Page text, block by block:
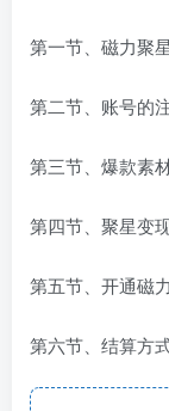
第一节、磁力聚
第二节、账号的
第三节、爆款素
第四节、聚星变
第五节、开通磁
第六节、结算方